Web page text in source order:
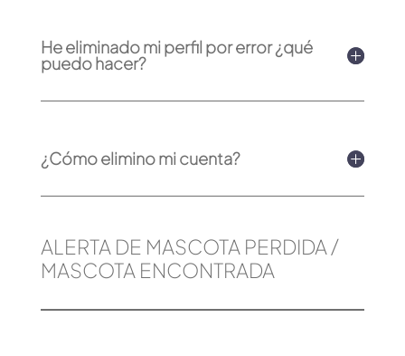
He eliminado mi perfil por error ¿qué
puedo hacer?
¿Cómo elimino mi cuenta?
ALERTA DE MASCOTA PERDIDA /
MASCOTA ENCONTRADA